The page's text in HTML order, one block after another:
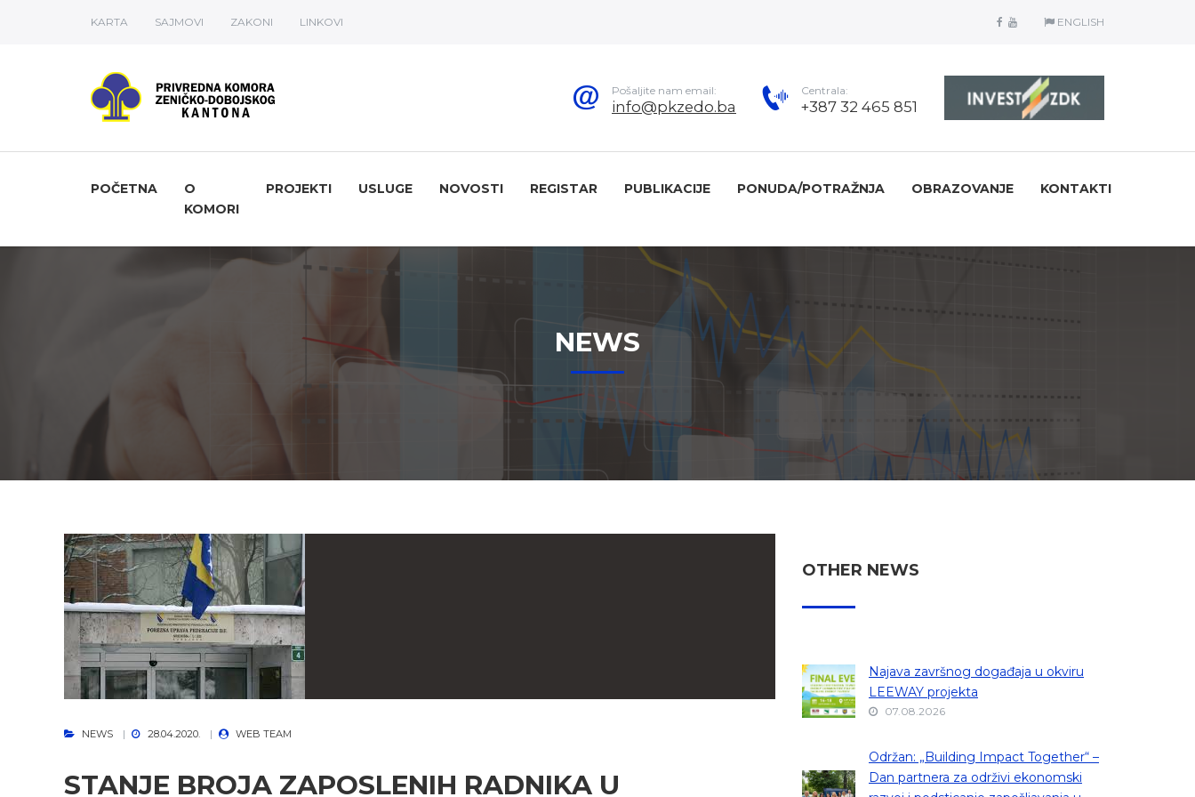
KARTA SAJMOVI ZAKONI LINKOVI ENGLISH
Pošaljite nam email:
info@pkzedo.ba
Centrala:
+387 32 465 851
POČETNA
O
KOMORI
PROJEKTI USLUGE NOVOSTI REGISTAR PUBLIKACIJE PONUDA/POTRAŽNJA OBRAZOVANJE KONTAKTI
NEWS
NEWS 28.04.2020. WEB TEAM
STANJE BROJA ZAPOSLENIH RADNIKA U
OTHER NEWS
Najava završnog događaja u okviru
LEEWAY projekta
07.08.2026
Održan: „Building Impact Together“ –
Dan partnera za održivi ekonomski